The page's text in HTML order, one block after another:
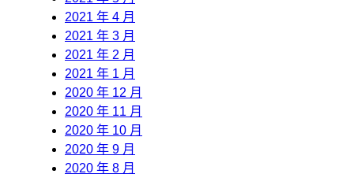
2021 年 4 月
2021 年 3 月
2021 年 2 月
2021 年 1 月
2020 年 12 月
2020 年 11 月
2020 年 10 月
2020 年 9 月
2020 年 8 月